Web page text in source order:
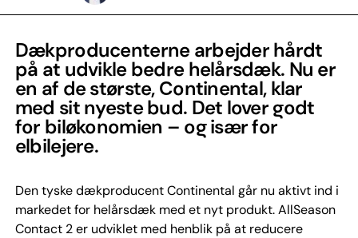
Dækproducenterne arbejder hårdt
på at udvikle bedre helårsdæk. Nu er
en af de største, Continental, klar
med sit nyeste bud. Det lover godt
for biløkonomien – og især for
elbilejere.
Den tyske dækproducent Continental går nu aktivt ind i
markedet for helårsdæk med et nyt produkt. AllSeason
Contact 2 er udviklet med henblik på at reducere